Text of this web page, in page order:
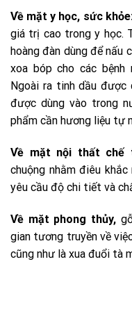
Về mặt y học, sức
giá trị cao trong y học.
hoàng đàn dùng để nấu
xoa bóp cho các bệnh
Ngoài ra tinh dầu
được dùng vào trong
phẩm cần hương liệu tự
Về mặt nội thất chế
chuộng nhằm điêu
yêu cầu độ chi tiết và
Về mặt phong thủy,
gian tương truyền về
cũng như là xua đuổi tà